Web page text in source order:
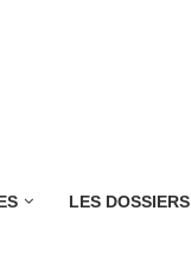
LES DOSSIERS